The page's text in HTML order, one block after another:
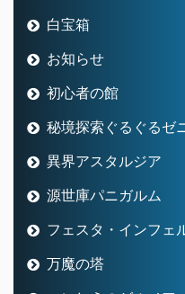
白宝箱
お知らせ
初心者の館
秘境探索ぐるぐるゼ
異界アスタルジア
源世庫パニガルム
フェスタ・インフェ
万魔の塔